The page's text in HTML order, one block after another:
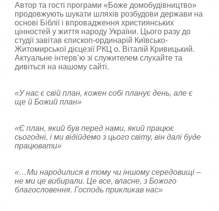
Автор та гості програми «Боже домобудівництво»
продовжують шукати шляхів розбудови держави на
основі Біблії і впровадження християнських
цінностей у життя народу України. Цього разу до
студії завітав єпископ-ординарій Київсько-
Житомирської дієцезії РКЦ о. Віталій Кривицький.
Актуальне інтерв’ю зі служителем слухайте та
дивіться на нашому сайті.
«У нас є свій план, кожен собі планує день, але є
ще й Божий план»
«Є план, який був перед нами, який працює
сьогодні, і ми відійдемо з цього світу, він далі буде
працювати»
«…Ми народилися в тому чи іншому середовищі –
не ми це вибирали. Це все, власне, з Божого
благословення. Господь прикликав нас»